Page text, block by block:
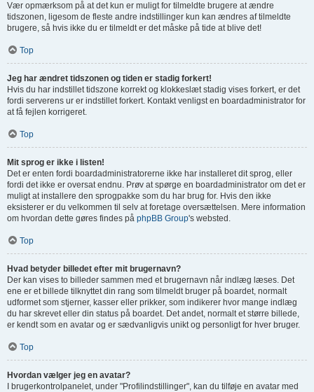
Vær opmærksom på at det kun er muligt for tilmeldte brugere at ændre
tidszonen, ligesom de fleste andre indstillinger kun kan ændres af tilmeldte
brugere, så hvis ikke du er tilmeldt er det måske på tide at blive det!
Top
Jeg har ændret tidszonen og tiden er stadig forkert!
Hvis du har indstillet tidszone korrekt og klokkeslæt stadig vises forkert, er det
fordi serverens ur er indstillet forkert. Kontakt venligst en boardadministrator for
at få fejlen korrigeret.
Top
Mit sprog er ikke i listen!
Det er enten fordi boardadministratorerne ikke har installeret dit sprog, eller
fordi det ikke er oversat endnu. Prøv at spørge en boardadministrator om det er
muligt at installere den sprogpakke som du har brug for. Hvis den ikke
eksisterer er du velkommen til selv at foretage oversættelsen. Mere information
om hvordan dette gøres findes på phpBB Group's websted.
Top
Hvad betyder billedet efter mit brugernavn?
Der kan vises to billeder sammen med et brugernavn når indlæg læses. Det
ene er et billede tilknyttet din rang som tilmeldt bruger på boardet, normalt
udformet som stjerner, kasser eller prikker, som indikerer hvor mange indlæg
du har skrevet eller din status på boardet. Det andet, normalt et større billede,
er kendt som en avatar og er sædvanligvis unikt og personligt for hver bruger.
Top
Hvordan vælger jeg en avatar?
I brugerkontrolpanelet, under "Profilindstillinger", kan du tilføje en avatar med